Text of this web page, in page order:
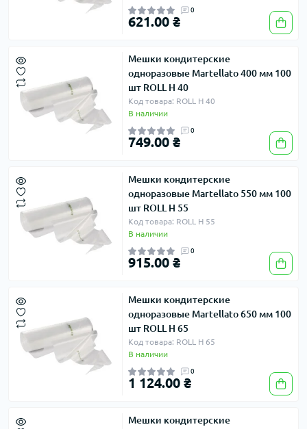
0
621.00 ₴
Мешки кондитерские
одноразовые Martellato 400 мм 100
шт ROLL H 40
Код товара: ROLL H 40
В наличии
0
749.00 ₴
Мешки кондитерские
одноразовые Martellato 550 мм 100
шт ROLL H 55
Код товара: ROLL H 55
В наличии
0
915.00 ₴
Мешки кондитерские
одноразовые Martellato 650 мм 100
шт ROLL H 65
Код товара: ROLL H 65
В наличии
0
1 124.00 ₴
Мешки кондитерские